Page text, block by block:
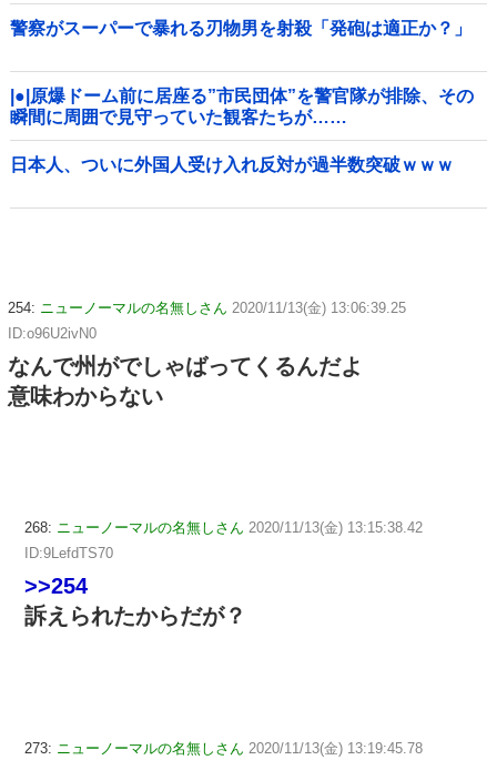
警察がスーパーで暴れる刃物男を射殺「発砲は適正か？」
|●|原爆ドーム前に居座る”市民団体”を警官隊が排除、その
瞬間に周囲で見守っていた観客たちが……
日本人、ついに外国人受け入れ反対が過半数突破ｗｗｗ
254: ニューノーマルの名無しさん 2020/11/13(金) 13:06:39.25
ID:o96U2ivN0
なんで州がでしゃばってくるんだよ
意味わからない
268: ニューノーマルの名無しさん 2020/11/13(金) 13:15:38.42
ID:9LefdTS70
>>254
訴えられたからだが？
273: ニューノーマルの名無しさん 2020/11/13(金) 13:19:45.78